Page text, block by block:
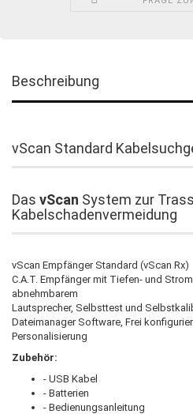
Beschreibung
vScan Standard
Das vScan System zur
Kabelschadenvermeidung
vScan Empfänger Standard (vScan Rx)
C.A.T. Empfänger mit Tiefen- und
abnehmbarem
Lautsprecher, Selbsttest und
Dateimanager Software, Frei
Personalisierung
Zubehör:
- USB Kabel
- Batterien
- Bedienungsanleitung